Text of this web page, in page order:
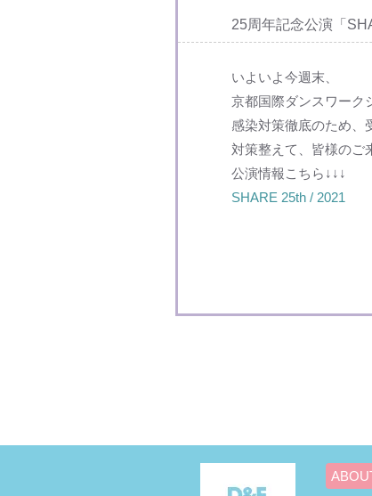
25周年記念公演「
いよいよ今週末、
京都国際ダンスワーク
感染対策徹底のため、
対策整えて、皆様のご
公演情報こちら↓↓↓
SHARE 25th / 2021